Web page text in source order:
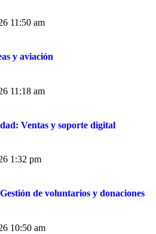
11:50 am
y aviación
11:18 am
Ventas y soporte digital
1:32 pm
de voluntarios y donaciones
10:50 am